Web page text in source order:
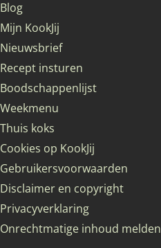
Blog
Mijn KookJij
Nieuwsbrief
Recept insturen
Boodschappenlijst
Weekmenu
Thuis koks
Cookies op KookJij
Gebruikersvoorwaarden
Disclaimer en copyright
Privacyverklaring
Onrechtmatige inhoud melden